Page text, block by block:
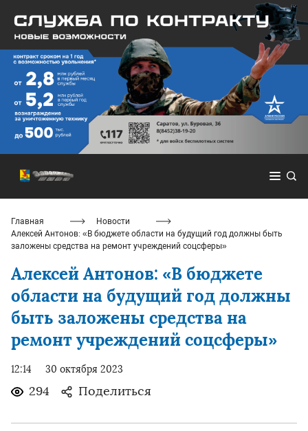
Главная
Новости
Алексей Антонов: «В бюджете области на будущий год должны быть
заложены средства на ремонт учреждений соцсферы»
Алексей Антонов: «В бюджете
области на будущий год должны
быть заложены средства на
ремонт учреждений соцсферы»
12:14 30 октября 2023
294 Поделиться